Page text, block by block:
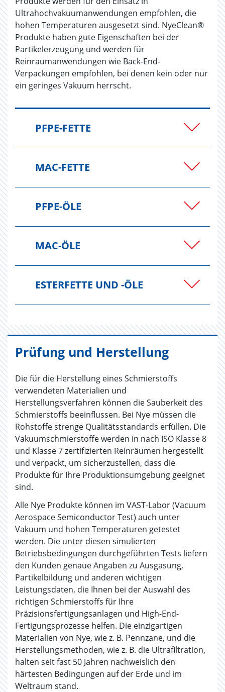
Ultrahochvakuumanwendungen empfohlen, die
hohen Temperaturen ausgesetzt sind. NyeClean®
Produkte haben gute Eigenschaften bei der
Partikelerzeugung und werden für
Reinraumanwendungen wie Back-End-
Verpackungen empfohlen, bei denen kein oder nur
ein geringes Vakuum herrscht.
PFPE-FETTE
MAC-FETTE
PFPE-ÖLE
MAC-ÖLE
ESTERFETTE UND -ÖLE
Prüfung und Herstellung
Die für die Herstellung eines Schmierstoffs
verwendeten Materialien und
Herstellungsverfahren können die Sauberkeit des
Schmierstoffs beeinflussen. Bei Nye müssen die
Rohstoffe strenge Qualitätsstandards erfüllen. Die
Vakuumschmierstoffe werden in nach ISO Klasse 8
und Klasse 7 zertifizierten Reinräumen hergestellt
und verpackt, um sicherzustellen, dass die
Produkte für Ihre Produktionsumgebung geeignet
sind.
Alle Nye Produkte können im VAST-Labor (Vacuum
Aerospace Semiconductor Test) auch unter
Vakuum und hohen Temperaturen getestet
werden. Die unter diesen simulierten
Betriebsbedingungen durchgeführten Tests liefern
den Kunden genaue Angaben zu Ausgasung,
Partikelbildung und anderen wichtigen
Leistungsdaten, die Ihnen bei der Auswahl des
richtigen Schmierstoffs für Ihre
Präzisionsfertigungsanlagen und High-End-
Fertigungsprozesse helfen. Die einzigartigen
Materialien von Nye, wie z. B. Pennzane, und die
Herstellungsmethoden, wie z. B. die Ultrafiltration,
halten seit fast 50 Jahren nachweislich den
härtesten Bedingungen auf der Erde und im
Weltraum stand.